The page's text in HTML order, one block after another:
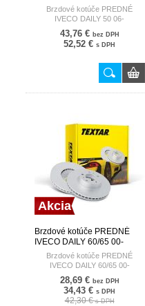
Brzdové kotúče PREDNÉ
IVECO DAILY 50 06-
43,76 € bez DPH
52,52 € s DPH
Akcia
Brzdové kotúče PREDNÉ
IVECO DAILY 60/65 00-
TEXTAR
Brzdové kotúče PREDNÉ
IVECO DAILY 60/65 00-
28,69 € bez DPH
34,43 € s DPH
42,30 €s DPH